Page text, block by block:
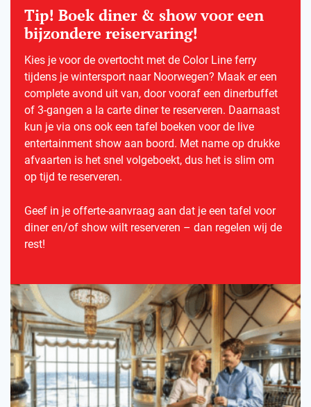
Tip! Boek diner & show voor een
bijzondere reiservaring!
Kies je voor de overtocht met de Color Line ferry
tijdens je wintersport naar Noorwegen? Maak er een
complete avond uit van, door vooraf een dinerbuffet
of 3-gangen a la carte diner te reserveren. Daarnaast
kun je via ons ook een tafel boeken voor de live
entertainment show aan boord. Met name op drukke
afvaarten is het snel volgeboekt, dus het is slim om
op tijd te reserveren.
Geef in je offerte-aanvraag aan dat je een tafel voor
diner en/of show wilt reserveren – dan regelen wij de
rest!